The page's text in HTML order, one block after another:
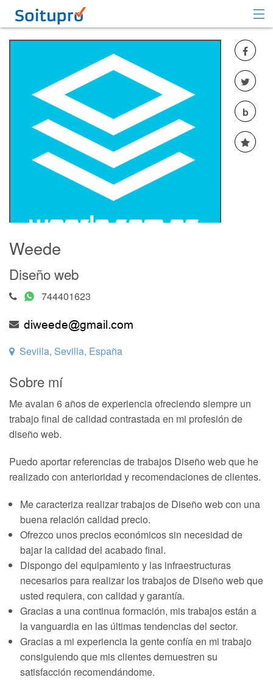
Recomendar
Registrarse
Iniciar sesión
b
Weede
Diseño web
744401623
Sevilla, Sevilla, España
Sobre mí
Me avalan 6 años de experiencia ofreciendo siempre un
trabajo final de calidad contrastada en mi profesión de
diseño web.
Puedo aportar referencias de trabajos Diseño web que he
realizado con anterioridad y recomendaciones de clientes.
Me caracteriza realizar trabajos de Diseño web con una
buena relación calidad precio.
Ofrezco unos precios económicos sin necesidad de
bajar la calidad del acabado final.
Dispongo del equipamiento y las infraestructuras
necesarios para realizar los trabajos de Diseño web que
usted requiera, con calidad y garantía.
Gracias a una continua formación, mis trabajos están a
la vanguardia en las últimas tendencias del sector.
Gracias a mi experiencia la gente confía en mi trabajo
consiguiendo que mis clientes demuestren su
satisfacción recomendándome.